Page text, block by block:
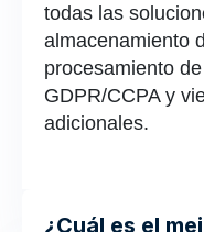
todas las
almacenamiento
procesamiento
GDPR/CCPA y
adicionales.
¿Cuál es el